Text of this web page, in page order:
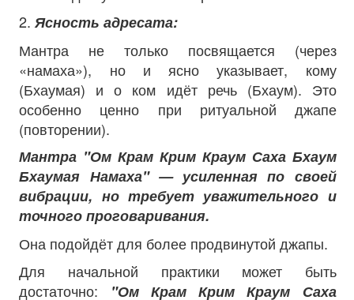
2.Ясность адресата:
Мантра не только посвящается (через
«намаха»), но и ясно указывает, кому
(Бхаумая) и о ком идёт речь (Бхаум). Это
особенно ценно при ритуальной джапе
(повторении).
Мантра "Ом Крам Крим Краум Саха Бхаум
Бхаумая Намаха" — усиленная по своей
вибрации, но требует уважительного и
точного проговаривания.
Она подойдёт для более продвинутой джапы.
Для начальной практики может быть
достаточно: "Ом Крам Крим Краум Саха